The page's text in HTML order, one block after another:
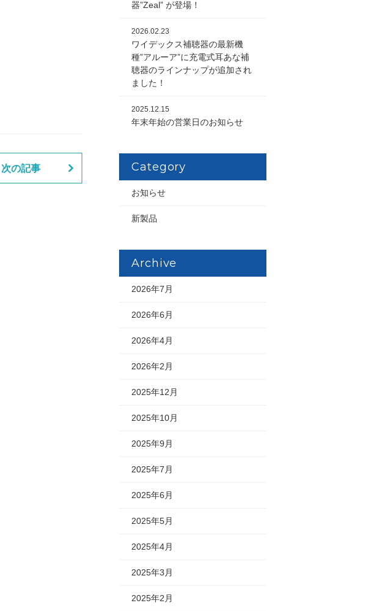
次の記事
器”Zeal” が登場！
2026.02.23
ワイデックス補聴器の最新機
種”アルーア”に充電式耳あな補
聴器のラインナップが追加され
ました！
2025.12.15
年末年始の営業日のお知らせ
Category
お知らせ
新製品
Archive
2026年7月
2026年6月
2026年4月
2026年2月
2025年12月
2025年10月
2025年9月
2025年7月
2025年6月
2025年5月
2025年4月
2025年3月
2025年2月